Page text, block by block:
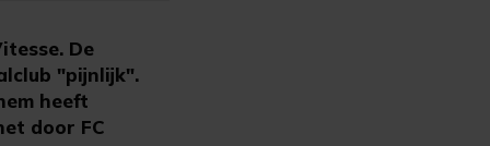
De
"pijnlijk".
heeft
door FC